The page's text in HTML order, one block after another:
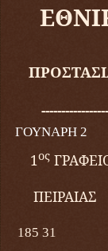
ΓΟΥΝΑΡΗ 2
1ος
ΠΕΙΡΑΙΑΣ
185 31